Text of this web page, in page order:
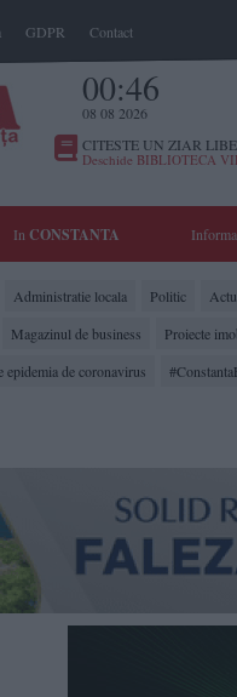
GDPR Contact
00:46
08 08 2026
CITESTE UN ZIAR
Deschide BIBLIOTECA
In CONSTANTA
Administratie locala Politic
Magazinul de business Proiecte
de coronavirus